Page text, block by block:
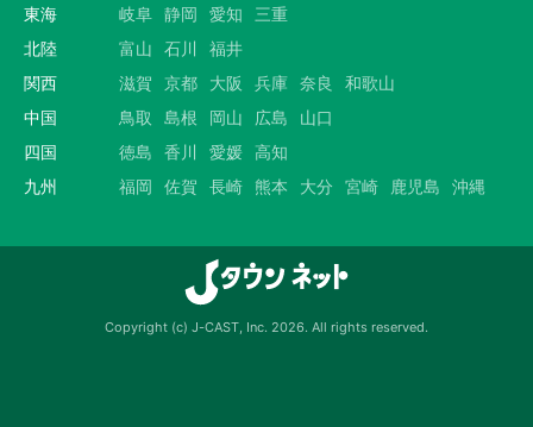
東海
岐阜 静岡 愛知
三重
北陸
富山 石川
福井
関西
滋賀 京都 大阪 兵庫 奈良
和歌山
中国
鳥取 島根 岡山 広島
山口
四国
徳島 香川 愛媛 高知
九州
福岡 佐賀 長崎 熊本 大分 宮崎 鹿児島 沖縄
Copyright (c) J-CAST, Inc. 2026. All rights reserved.